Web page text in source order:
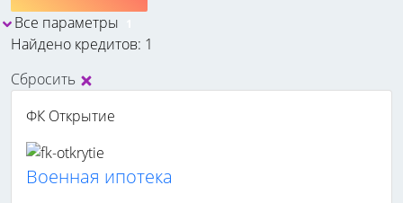
Все параметры
Найдено кредитов: 1
Сбросить
ФК Открытие
Военная ипотека